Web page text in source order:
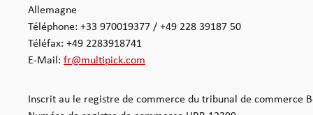
Allemagne
Téléphone: +33 970019377 / +49 228 39187 50
Téléfax: +49 2283918741
E-Mail: fr@multipick.com
Inscrit au le registre de commerce du tribunal de commerce